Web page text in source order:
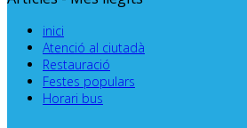
inici
Atenció al ciutadà
Restauració
Festes populars
Horari bus